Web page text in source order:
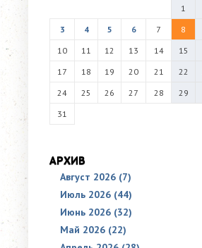
1
3
4 5 6 7 8
10
11 12 13 14 15
17
18 19 20 21 22
24
25 26 27 28 29
31
АРХИВ
Август 2026 (7)
Июль 2026 (44)
Июнь 2026 (32)
Май 2026 (22)